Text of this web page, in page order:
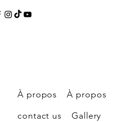
À propos À propos
contact us
Gallery